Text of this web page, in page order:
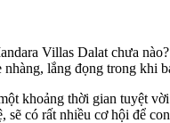
Villas Dalat chưa
lắng đọng trong khi
khoảng thời gian tuyệt
có rất nhiều cơ hội để